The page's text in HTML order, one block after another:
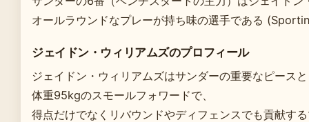
オールラウンドなプレーが持ち味の選手である
ジェイドン・ウィリアムズのプロフィール
ジェイドン・ウィリアムズはサンダーの重要なピース
体重95kgのスモールフォワードで、
得点だけでなくリバウンドやディフェンスでも貢献す